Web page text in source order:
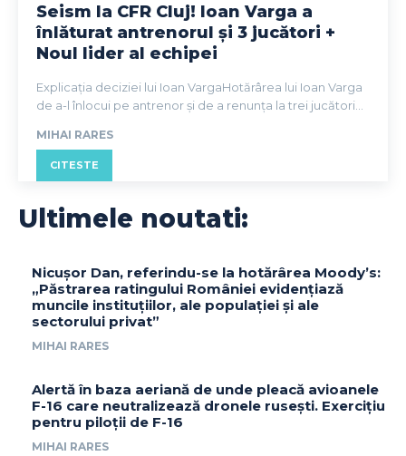
Seism la CFR Cluj! Ioan Varga a
înlăturat antrenorul și 3 jucători +
Noul lider al echipei
Explicația deciziei lui Ioan VargaHotărârea lui Ioan Varga
de a-l înlocui pe antrenor și de a renunța la trei jucători...
MIHAI RARES
CITESTE
Ultimele noutati:
Nicușor Dan, referindu-se la hotărârea Moody’s:
„Păstrarea ratingului României evidențiază
muncile instituțiilor, ale populației și ale
sectorului privat”
MIHAI RARES
Alertă în baza aeriană de unde pleacă avioanele
F-16 care neutralizează dronele rusești. Exercițiu
pentru piloții de F-16
MIHAI RARES